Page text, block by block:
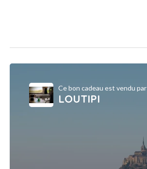
Ce bon cadeau est vendu par
LOUTIPI